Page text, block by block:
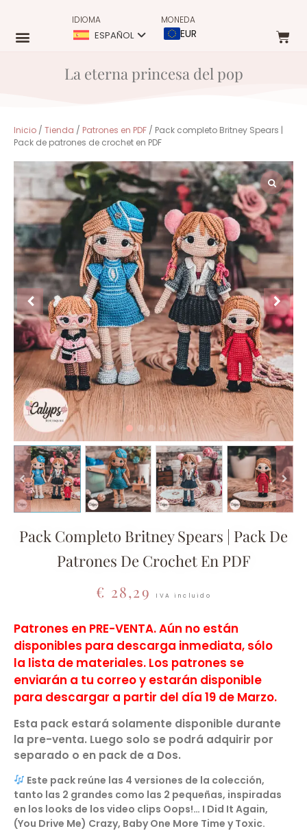
IDIOMA
ESPAÑOL
MONEDA
EUR
La eterna princesa del pop
Inicio / Tienda / Patrones en PDF / Pack completo Britney Spears |
Pack de patrones de crochet en PDF
Pack Completo Britney Spears | Pack De
Patrones De Crochet En PDF
€ 28,29 IVA incluido
Patrones en PRE-VENTA. Aún no están
disponibles para descarga inmediata, sólo
la lista de materiales. Los patrones se
enviarán a tu correo y estarán disponible
para descargar a partir del día 19 de Marzo.
Esta pack estará solamente disponible durante
la pre-venta. Luego solo se podrá adquirir por
separado o en pack de a Dos.
Este pack reúne las 4 versiones de la colección,
tanto las 2 grandes como las 2 pequeñas, inspiradas
en los looks de los video clips Oops!… I Did It Again,
(You Drive Me) Crazy, Baby One More Time y Toxic.